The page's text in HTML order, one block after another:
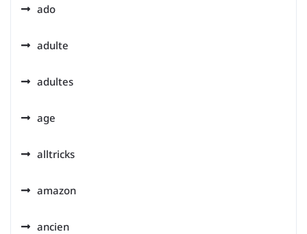
ado
adulte
adultes
age
alltricks
amazon
ancien